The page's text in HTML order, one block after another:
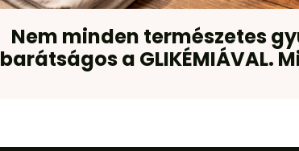
Nem minden természetes
barátságos a GLIKÉMIÁVAL.